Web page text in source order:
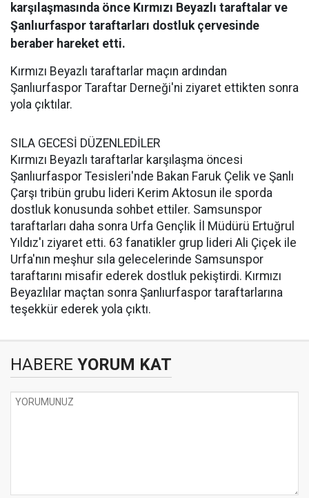
karşılaşmasında önce Kırmızı Beyazlı taraftalar ve
Şanlıurfaspor taraftarları dostluk çervesinde
beraber hareket etti.
Kırmızı Beyazlı taraftarlar maçın ardından
Şanlıurfaspor Taraftar Derneği'ni ziyaret ettikten sonra
yola çıktılar.
SILA GECESİ DÜZENLEDİLER
Kırmızı Beyazlı taraftarlar karşılaşma öncesi
Şanlıurfaspor Tesisleri'nde Bakan Faruk Çelik ve Şanlı
Çarşı tribün grubu lideri Kerim Aktosun ile sporda
dostluk konusunda sohbet ettiler. Samsunspor
taraftarları daha sonra Urfa Gençlik İl Müdürü Ertuğrul
Yıldız'ı ziyaret etti. 63 fanatikler grup lideri Ali Çiçek ile
Urfa'nın meşhur sıla gelecelerinde Samsunspor
taraftarını misafir ederek dostluk pekiştirdi. Kırmızı
Beyazlılar maçtan sonra Şanlıurfaspor taraftarlarına
teşekkür ederek yola çıktı.
HABERE YORUM KAT